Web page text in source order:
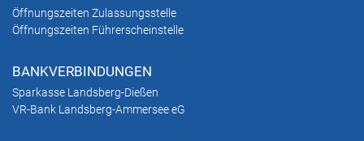
Öffnungszeiten Zulassungsstelle
Öffnungszeiten Führerscheinstelle
BANKVERBINDUNGEN
Sparkasse Landsberg-Dießen
VR-Bank Landsberg-Ammersee eG